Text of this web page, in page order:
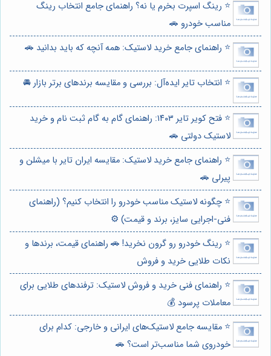
⭐️ رینگ اسپرت بخرم یا نه؟ راهنمای جامع انتخاب رینگ
مناسب خودرو 🚗
⭐️ راهنمای جامع خرید لاستیک: همه آنچه که باید بدانید 🚗
⭐️ انتخاب تایر ایده‌آل: بررسی و مقایسه برندهای برتر بازار 🚘
⭐️ فتح کویر تایر ۱۴۰۳: راهنمای گام به گام ثبت نام و خرید
لاستیک دولتی 🚗
⭐️ راهنمای جامع خرید لاستیک: مقایسه ایران تایر با میشلن و
پیرلی 🚗
⭐️ چگونه لاستیک مناسب خودرو را انتخاب کنیم؟ (راهنمای
فنی-اجرایی سایز، برند و قیمت) ⚙️
⭐️ رینگ خودرو رو گرون نخرید! 🚗 راهنمای قیمت، برندها و
نکات طلایی خرید و فروش
⭐️ راهنمای فنی خرید و فروش لاستیک: ترفندهای طلایی برای
معاملات پرسود 💰
⭐️ مقایسه جامع لاستیک‌های ایرانی و خارجی: کدام برای
خودروی شما مناسب‌تر است؟ 🚗